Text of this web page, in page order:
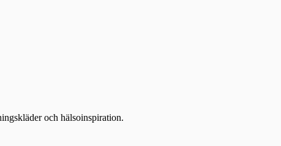
och hälsoinspiration.